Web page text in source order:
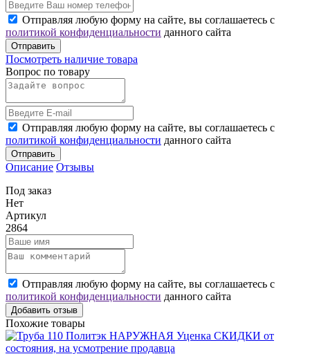
Отправляя любую форму на сайте, вы соглашаетесь с
политикой конфиденциальности данного сайта
Отправить
Посмотреть наличие товара
Вопрос по товару
Отправляя любую форму на сайте, вы соглашаетесь с
политикой конфиденциальности данного сайта
Отправить
Описание Отзывы
Под заказ
Нет
Артикул
2864
Отправляя любую форму на сайте, вы соглашаетесь с
политикой конфиденциальности данного сайта
Добавить отзыв
Похожие товары